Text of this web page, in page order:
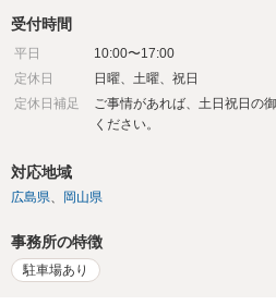
受付時間
平日
10:00〜17:00
定休日
日曜、土曜、祝日
定休日補足
ご事情があれば、土日祝日の
ください。
対応地域
広島県 岡山県
事務所の特徴
駐車場あり